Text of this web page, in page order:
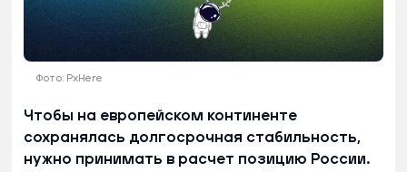
Фото: PxHere
Чтобы на европейском континенте
сохранялась долгосрочная стабильность,
нужно принимать в расчет позицию России.